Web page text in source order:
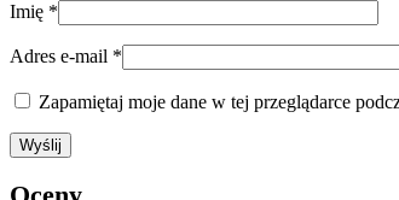
Imię *
Adres e-mail *
Zapamiętaj moje dane w tej przeglądarce